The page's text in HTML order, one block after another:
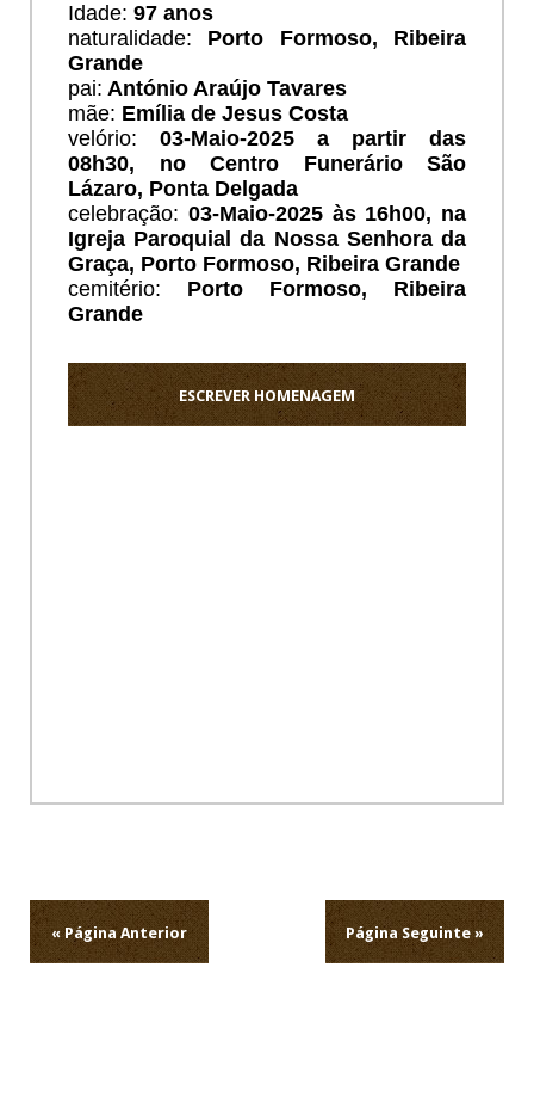
Idade: 97 anos
naturalidade: Porto Formoso, Ribeira
Grande
pai: António Araújo Tavares
mãe: Emília de Jesus Costa
velório: 03-Maio-2025 a partir das
08h30, no Centro Funerário São
Lázaro, Ponta Delgada
celebração: 03-Maio-2025 às 16h00, na
Igreja Paroquial da Nossa Senhora da
Graça, Porto Formoso, Ribeira Grande
cemitério: Porto Formoso, Ribeira
Grande
ESCREVER HOMENAGEM
de
artigos
Página Seguinte »
« Página Anterior